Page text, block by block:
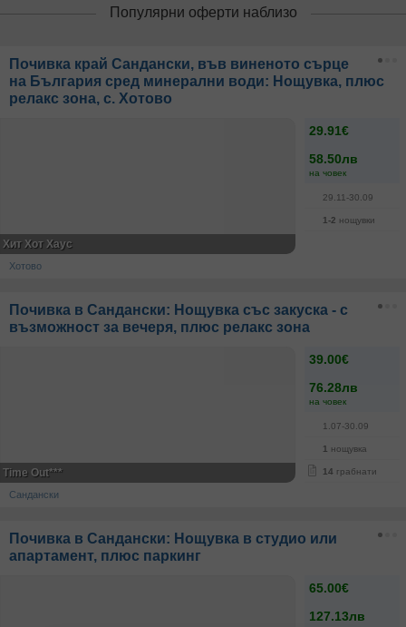
Популярни оферти наблизо
Почивка край Сандански, във виненото сърце
на България сред минерални води: Нощувка, плюс
релакс зона, с. Хотово
29.91€
58.50лв
на човек
29.11-30.09
1-2 нощувки
Хит Хот Хаус
Хотово
Почивка в Сандански: Нощувка със закуска - с
възможност за вечеря, плюс релакс зона
39.00€
76.28лв
на човек
1.07-30.09
1 нощувка
14 грабнати
Time Out***
Сандански
Почивка в Сандански: Нощувка в студио или
апартамент, плюс паркинг
65.00€
127.13лв